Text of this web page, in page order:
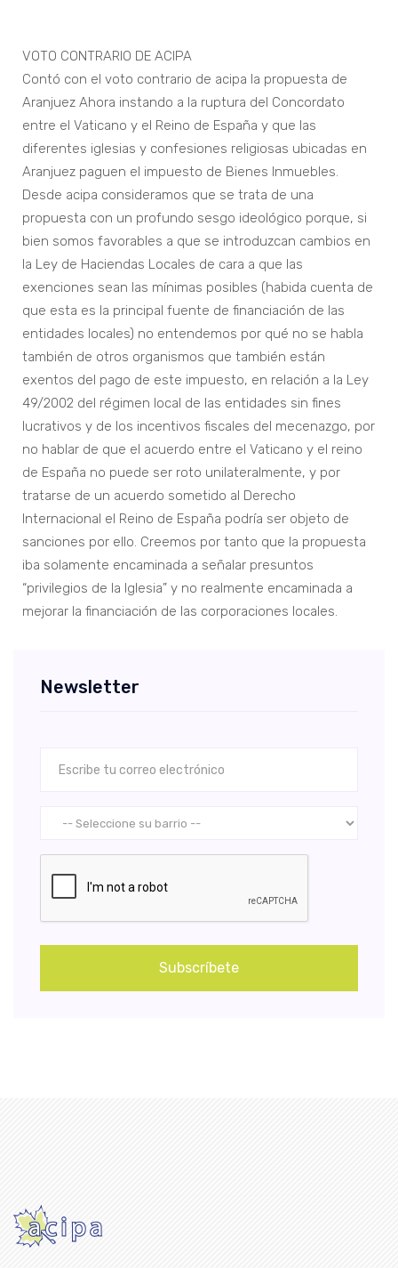
VOTO CONTRARIO DE ACIPA
Contó con el voto contrario de acipa la propuesta de
Aranjuez Ahora instando a la ruptura del Concordato
entre el Vaticano y el Reino de España y que las
diferentes iglesias y confesiones religiosas ubicadas en
Aranjuez paguen el impuesto de Bienes Inmuebles.
Desde acipa consideramos que se trata de una
propuesta con un profundo sesgo ideológico porque, si
bien somos favorables a que se introduzcan cambios en
la Ley de Haciendas Locales de cara a que las
exenciones sean las mínimas posibles (habida cuenta de
que esta es la principal fuente de financiación de las
entidades locales) no entendemos por qué no se habla
también de otros organismos que también están
exentos del pago de este impuesto, en relación a la Ley
49/2002 del régimen local de las entidades sin fines
lucrativos y de los incentivos fiscales del mecenazgo, por
no hablar de que el acuerdo entre el Vaticano y el reino
de España no puede ser roto unilateralmente, y por
tratarse de un acuerdo sometido al Derecho
Internacional el Reino de España podría ser objeto de
sanciones por ello. Creemos por tanto que la propuesta
iba solamente encaminada a señalar presuntos
“privilegios de la Iglesia” y no realmente encaminada a
mejorar la financiación de las corporaciones locales.
Newsletter
Subscríbete